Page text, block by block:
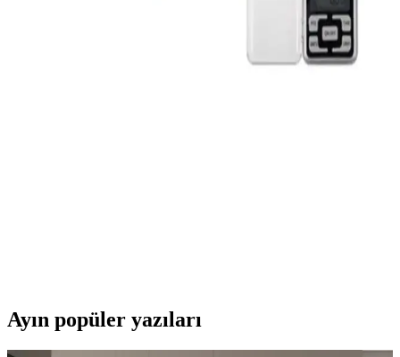
hareketli yaşam tarzınıza uygun, yüksek kaliteli ses ve pratiklik
Taşınabilir Şarj Aletleri Karşılaştırması: Xiaomi
Ayın popüler yazıları